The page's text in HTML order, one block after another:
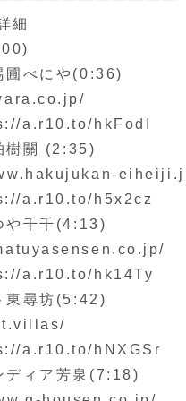
細
圃べにや(0:36)
a.r10.to/hkFodI
樹關 (2:35)
a.r10.to/h5x2cz
や千千(4:13)
a.r10.to/hk14Ty
東尋坊(5:42)
a.r10.to/hNXGSr
ディア芳泉(7:18)